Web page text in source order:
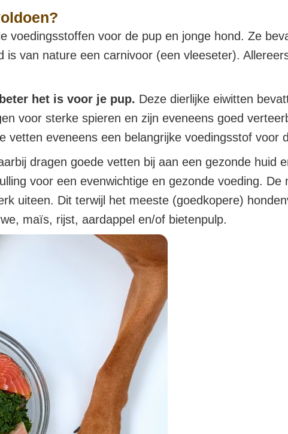
voedingsstoffen voor de pup en jonge hond. Ze
van nature een carnivoor (een vleeseter).
het is voor je pup. Deze dierlijke eiwitten
voor sterke spieren en zijn eveneens goed
eveneens een belangrijke voedingsstof voor
dragen goede vetten bij aan een gezonde huid
voor een evenwichtige en gezonde voeding. De
uiteen. Dit terwijl het meeste (goedkopere)
maïs, rijst, aardappel en/of bietenpulp.